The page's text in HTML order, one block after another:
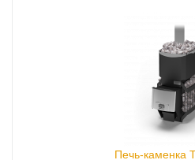
Печь-каменка